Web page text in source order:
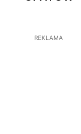
REKLAMA